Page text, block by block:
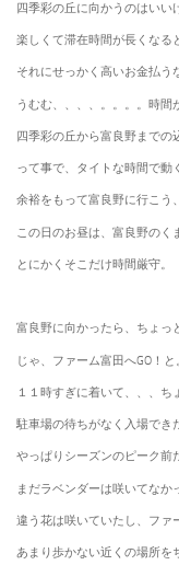
四季彩の丘に向かうのはいい
楽しくて滞在時間が長くなる
それにせっかく高いお金払う
うむむ、、、、。。。。時間
四季彩の丘から富良野までの
って事で、タイトな時間で動
余裕をもって富良野に行こう
この日のお昼は、富良野の
とにかくそこだけ時間厳守。
富良野に向かったら、ちょっ
じゃ、ファーム富田へGO！と
１１時すぎに着いて、、、ち
駐車場の待ちがなく入場でき
やっぱりシーズンのピーク前
まだラベンダーは咲いてなか
違う花は咲いていたし、ファ
あまり歩かない近くの場所を